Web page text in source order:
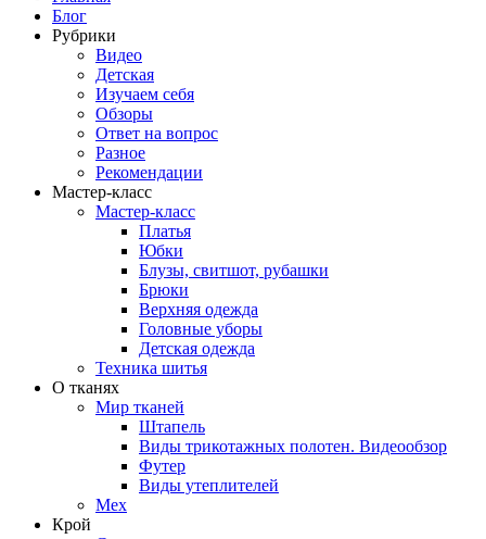
Блог
Рубрики
Видео
Детская
Изучаем себя
Обзоры
Ответ на вопрос
Разное
Рекомендации
Мастер-класс
Мастер-класс
Платья
Юбки
Блузы, свитшот, рубашки
Брюки
Верхняя одежда
Головные уборы
Детская одежда
Техника шитья
О тканях
Мир тканей
Штапель
Виды трикотажных полотен. Видеообзор
Футер
Виды утеплителей
Мех
Крой